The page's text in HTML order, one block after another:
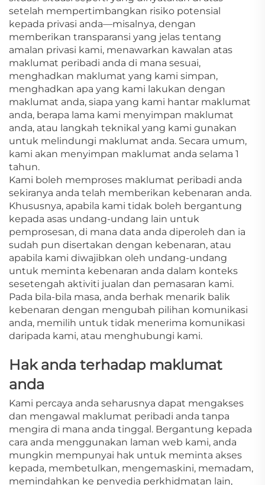
setelah mempertimbangkan risiko potensial
kepada privasi anda—misalnya, dengan
memberikan transparansi yang jelas tentang
amalan privasi kami, menawarkan kawalan atas
maklumat peribadi anda di mana sesuai,
menghadkan maklumat yang kami simpan,
menghadkan apa yang kami lakukan dengan
maklumat anda, siapa yang kami hantar maklumat
anda, berapa lama kami menyimpan maklumat
anda, atau langkah teknikal yang kami gunakan
untuk melindungi maklumat anda. Secara umum,
kami akan menyimpan maklumat anda selama 1
tahun.
Kami boleh memproses maklumat peribadi anda
sekiranya anda telah memberikan kebenaran anda.
Khususnya, apabila kami tidak boleh bergantung
kepada asas undang-undang lain untuk
pemprosesan, di mana data anda diperoleh dan ia
sudah pun disertakan dengan kebenaran, atau
apabila kami diwajibkan oleh undang-undang
untuk meminta kebenaran anda dalam konteks
sesetengah aktiviti jualan dan pemasaran kami.
Pada bila-bila masa, anda berhak menarik balik
kebenaran dengan mengubah pilihan komunikasi
anda, memilih untuk tidak menerima komunikasi
daripada kami, atau menghubungi kami.
Hak anda terhadap maklumat
anda
Kami percaya anda seharusnya dapat mengakses
dan mengawal maklumat peribadi anda tanpa
mengira di mana anda tinggal. Bergantung kepada
cara anda menggunakan laman web kami, anda
mungkin mempunyai hak untuk meminta akses
kepada, membetulkan, mengemaskini, memadam,
memindahkan ke penyedia perkhidmatan lain,